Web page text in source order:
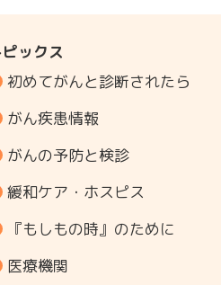
ピックス
初めてがんと診断されたら
がん疾患情報
がんの予防と検診
緩和ケア・ホスピス
『もしもの時』のために
医療機関